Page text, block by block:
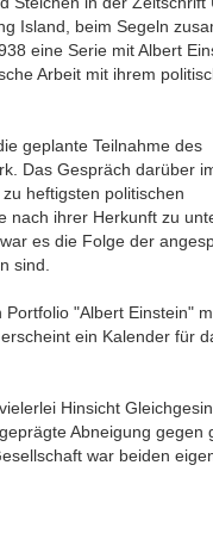
Island, beim Segeln
eine Serie mit Albert
Arbeit mit ihrem
geplante Teilnahme des
Das Gespräch darüber
heftigsten politischen
nach ihrer Herkunft zu
es die Folge der
sind.
"Albert Einstein"
ein Kalender für
Hinsicht
Abneigung gegen
war beiden